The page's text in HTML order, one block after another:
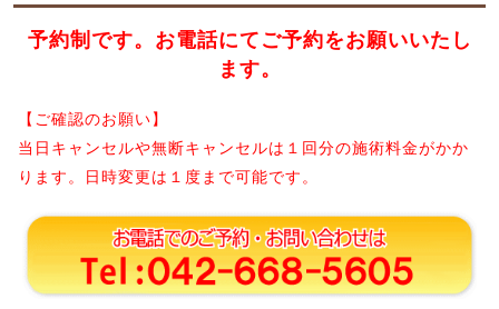
予約制です。お電話にてご予約をお願いいたし
ます。
【ご確認のお願い】
当日キャンセルや無断キャンセルは１回分の施術料金がかか
ります。日時変更は１度まで可能です。